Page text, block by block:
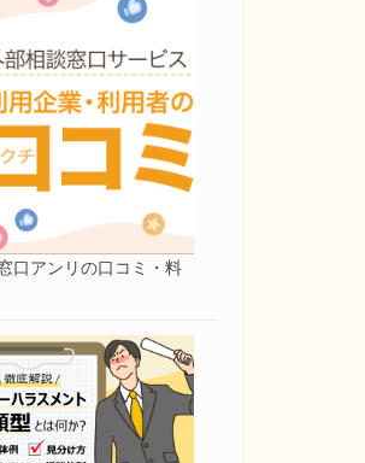
口アンリの口コミ・料